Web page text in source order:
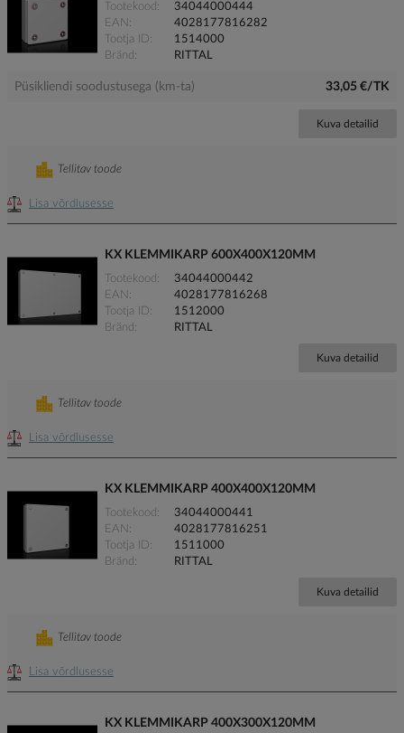
Tootekood
34044000444
EAN
4028177816282
Tootja ID
1514000
Bränd
RITTAL
Püsikliendi soodustusega (km-ta) 33,05 €/TK
Kuva detailid
Lisa võrdlusesse
Tellitav toode
KX KLEMMIKARP 600X400X120MM
Tootekood
34044000442
EAN
4028177816268
Tootja ID
1512000
Bränd
RITTAL
Kuva detailid
Lisa võrdlusesse
Tellitav toode
KX KLEMMIKARP 400X400X120MM
Tootekood
34044000441
EAN
4028177816251
Tootja ID
1511000
Bränd
RITTAL
Kuva detailid
Lisa võrdlusesse
Tellitav toode
KX KLEMMIKARP 400X300X120MM